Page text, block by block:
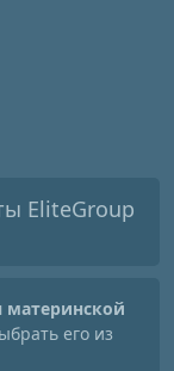
EliteGroup
материнской
его из